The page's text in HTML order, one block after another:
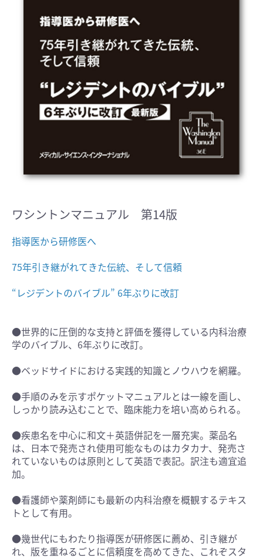
ワシントンマニュアル 第14版
指導医から研修医へ
75年引き継がれてきた伝統、そして信頼
“レジデントのバイブル” 6年ぶりに改訂
●世界的に圧倒的な支持と評価を獲得している内科治療
学のバイブル、6年ぶりに改訂。
●ベッドサイドにおける実践的知識とノウハウを網羅。
●手順のみを示すポケットマニュアルとは一線を画し、
しっかり読み込むことで、臨床能力を培い高められる。
●疾患名を中心に和文＋英語併記を一層充実。薬品名
は、日本で発売され使用可能なものはカタカナ、発売さ
れていないものは原則として英語で表記。訳注も適宜追
加。
●看護師や薬剤師にも最新の内科治療を概観するテキス
トとして有用。
●幾世代にもわたり指導医が研修医に薦め、引き継が
れ、版を重ねるごとに信頼度を高めてきた、これぞスタ